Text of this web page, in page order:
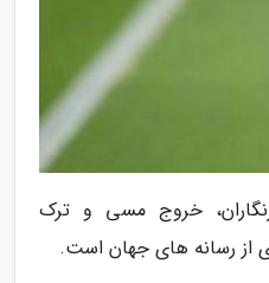
خروج مسی و ترک
از رسانه های جهان است.